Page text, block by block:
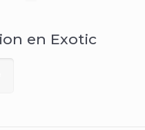
en Exotic